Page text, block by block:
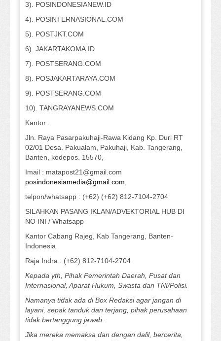
3). POSINDONESIANEW.ID
4). POSINTERNASIONAL.COM
5). POSTJKT.COM
6). JAKARTAKOMA.ID
7). POSTSERANG.COM
8). POSJAKARTARAYA.COM
9). POSTSERANG.COM
10). TANGRAYANEWS.COM
Kantor :
Jln. Raya Pasarpakuhaji-Rawa Kidang Kp. Duri RT
02/01 Desa. Pakualam, Pakuhaji, Kab. Tangerang,
Banten, kodepos. 15570,
Imail : matapost21@gmail.com
posindonesiamedia@gmail.com,
telpon/whatsapp : (+62) (+62) 812-7104-2704
SILAHKAN PASANG IKLAN/ADVEKTORIAL HUB DI
NO INI / Whatsapp
Kantor Cabang Rajeg, Kab Tangerang, Banten-
Indonesia
Raja Indra : (+62) 812-7104-2704
Kepada yth, Pihak Pemerintah Daerah, Pusat dan
Internasional, Aparat Hukum, Swasta dan TNI/Polisi.
Namanya tidak ada di Box Redaksi agar jangan di
layani, sepak tanduk dan terjang, pihak perusahaan
tidak bertanggung jawab.
Jika mereka memaksa dan dengan dalil, bercerita,